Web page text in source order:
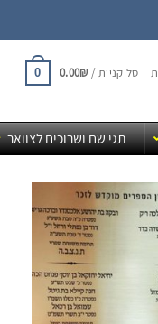
סל קניות / 0.00₪
0
תגי שם ושרוכים לצוואר